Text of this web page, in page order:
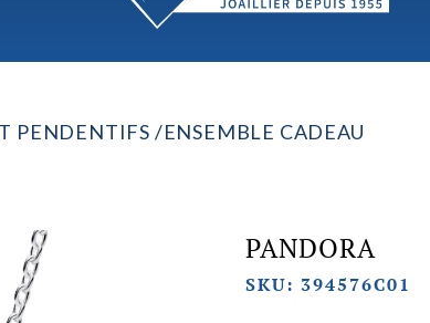
PENDENTIFS ENSEMBLE CADEAU
PANDORA
SKU: 394576C01